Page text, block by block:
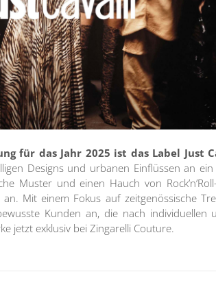
für das Jahr 2025 ist das Label Just
Designs und urbanen Einflüssen an
Muster und einen Hauch von
Mit einem Fokus auf zeitgenössische
Kunden an, die nach
jetzt exklusiv bei Zingarelli Couture.